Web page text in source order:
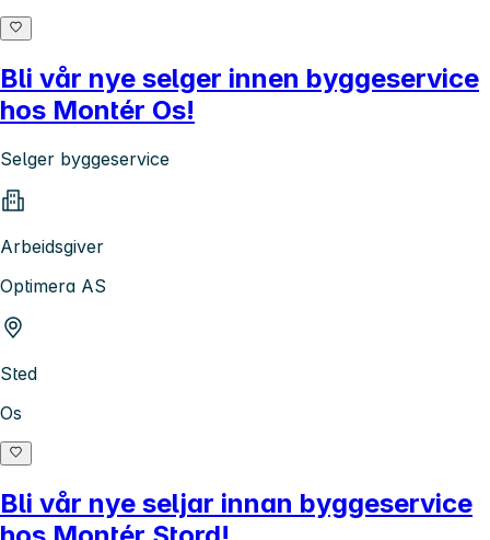
Bli vår nye selger innen byggeservice
hos Montér Os!
Selger byggeservice
Arbeidsgiver
Optimera AS
Sted
Os
Bli vår nye seljar innan byggeservice